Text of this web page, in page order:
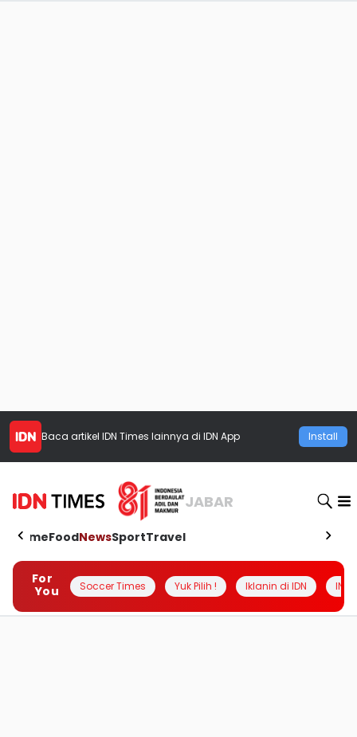
Baca artikel IDN Times lainnya di IDN App Install
JABAR
HomeFoodNewsSportTravel
For
You
Soccer Times Yuk Pilih ! Iklanin di IDN